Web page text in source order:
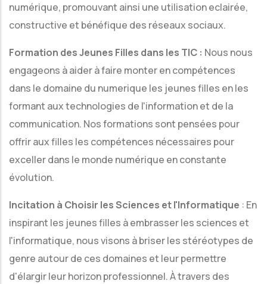
numérique, promouvant ainsi une utilisation eclairée,
constructive et bénéfique des réseaux sociaux.
Formation des Jeunes Filles dans les TIC : Nous nous
engageons à aider à faire monter en compétences
dans le domaine du numerique les jeunes filles en les
formant aux technologies de l'information et de la
communication. Nos formations sont pensées pour
offrir aux filles les compétences nécessaires pour
exceller dans le monde numérique en constante
évolution.
Incitation à Choisir les Sciences et l'Informatique : En
inspirant les jeunes filles à embrasser les sciences et
l'informatique, nous visons à briser les stéréotypes de
genre autour de ces domaines et leur permettre
d'élargir leur horizon professionnel. À travers des